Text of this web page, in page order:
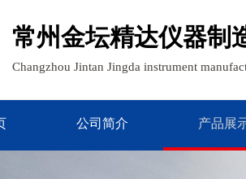
常州金坛精达仪器制
Changzhou Jintan Jingda instrument
公司简介 产品展